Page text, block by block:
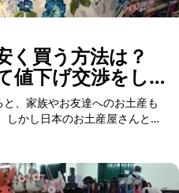
く買う方法は？
値下げ交渉をし
、家族やお友達へのお土産も
かし日本のお土産屋さんとは
は値段の表示がない場合が多